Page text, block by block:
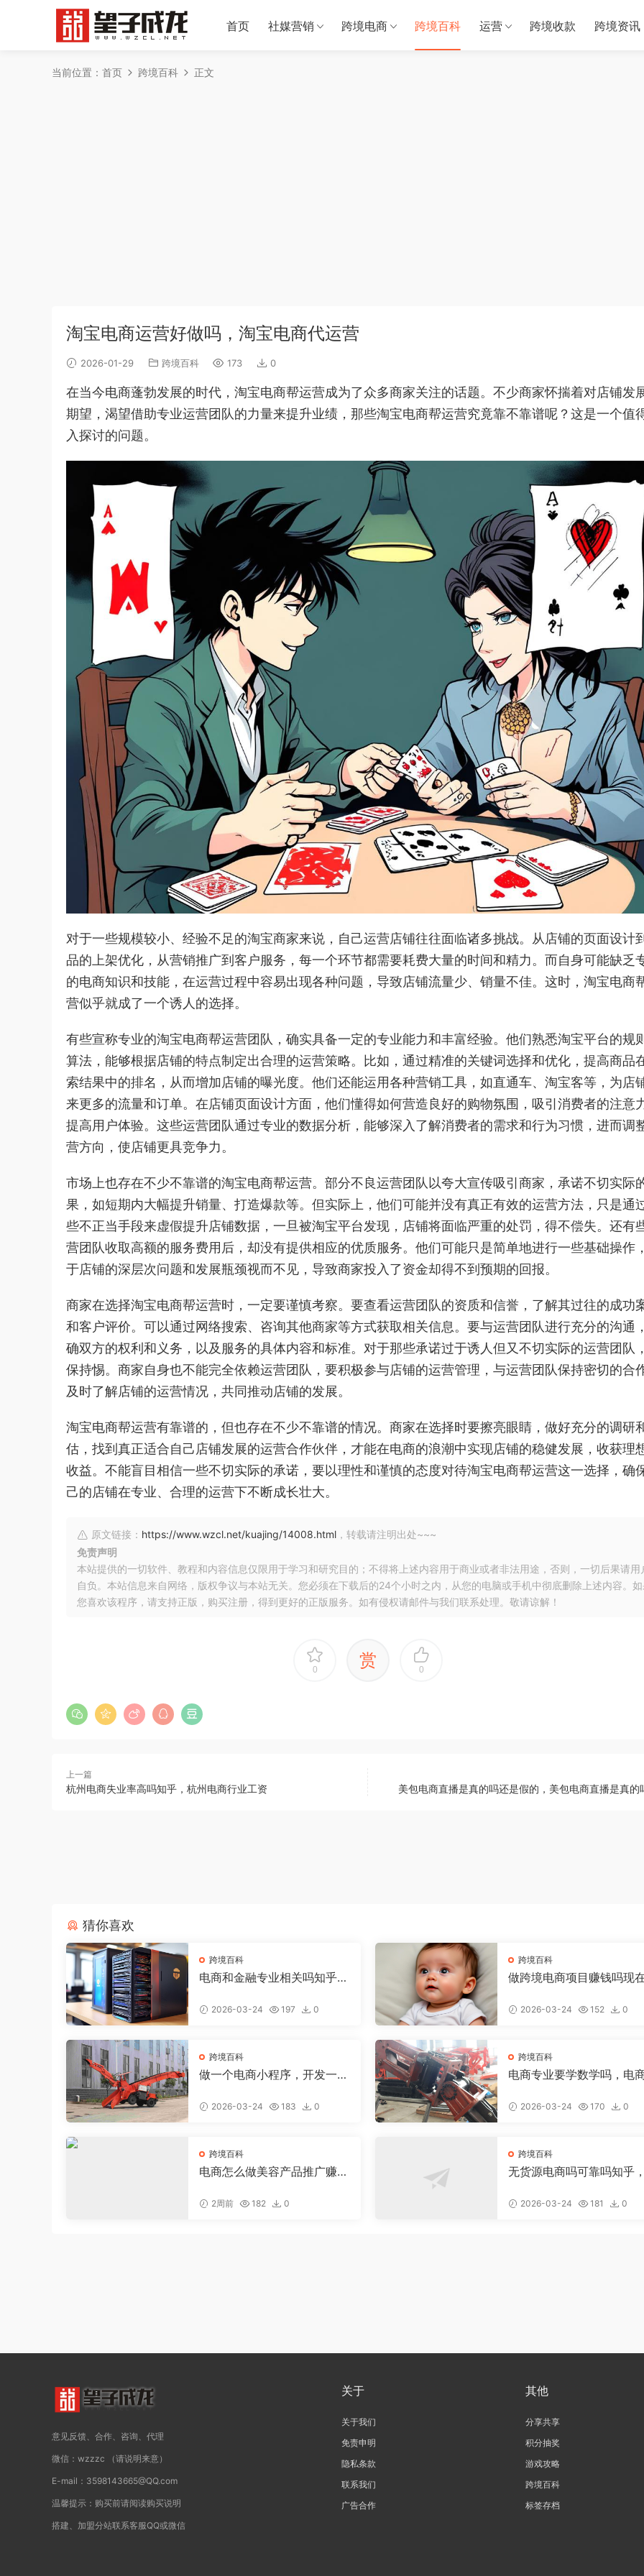
首页 社媒营销 跨境电商 跨境百科 运营 跨境收款 跨境资讯
当前位置： 首页 跨境百科 正文
淘宝电商运营好做吗，淘宝电商代运营
2026-01-29 跨境百科 173 0
在当今电商蓬勃发展的时代，淘宝电商帮运营成为了众多商家关注的话题。不少商家怀揣着对店铺发
期望，渴望借助专业运营团队的力量来提升业绩，那些淘宝电商帮运营究竟靠不靠谱呢？这是一个值
入探讨的问题。
对于一些规模较小、经验不足的淘宝商家来说，自己运营店铺往往面临诸多挑战。从店铺的页面设计
品的上架优化，从营销推广到客户服务，每一个环节都需要耗费大量的时间和精力。而自身可能缺乏
的电商知识和技能，在运营过程中容易出现各种问题，导致店铺流量少、销量不佳。这时，淘宝电商
营似乎就成了一个诱人的选择。
有些宣称专业的淘宝电商帮运营团队，确实具备一定的专业能力和丰富经验。他们熟悉淘宝平台的规
算法，能够根据店铺的特点制定出合理的运营策略。比如，通过精准的关键词选择和优化，提高商品
索结果中的排名，从而增加店铺的曝光度。他们还能运用各种营销工具，如直通车、淘宝客等，为店
来更多的流量和订单。在店铺页面设计方面，他们懂得如何营造良好的购物氛围，吸引消费者的注意
提高用户体验。这些运营团队通过专业的数据分析，能够深入了解消费者的需求和行为习惯，进而调
营方向，使店铺更具竞争力。
市场上也存在不少不靠谱的淘宝电商帮运营。部分不良运营团队以夸大宣传吸引商家，承诺不切实际
果，如短期内大幅提升销量、打造爆款等。但实际上，他们可能并没有真正有效的运营方法，只是通
些不正当手段来虚假提升店铺数据，一旦被淘宝平台发现，店铺将面临严重的处罚，得不偿失。还有
营团队收取高额的服务费用后，却没有提供相应的优质服务。他们可能只是简单地进行一些基础操作
于店铺的深层次问题和发展瓶颈视而不见，导致商家投入了资金却得不到预期的回报。
商家在选择淘宝电商帮运营时，一定要谨慎考察。要查看运营团队的资质和信誉，了解其过往的成功
和客户评价。可以通过网络搜索、咨询其他商家等方式获取相关信息。要与运营团队进行充分的沟通
确双方的权利和义务，以及服务的具体内容和标准。对于那些承诺过于诱人但又不切实际的运营团队
保持惕。商家自身也不能完全依赖运营团队，要积极参与店铺的运营管理，与运营团队保持密切的合
及时了解店铺的运营情况，共同推动店铺的发展。
淘宝电商帮运营有靠谱的，但也存在不少不靠谱的情况。商家在选择时要擦亮眼睛，做好充分的调研
估，找到真正适合自己店铺发展的运营合作伙伴，才能在电商的浪潮中实现店铺的稳健发展，收获理
收益。不能盲目相信一些不切实际的承诺，要以理性和谨慎的态度对待淘宝电商帮运营这一选择，确
己的店铺在专业、合理的运营下不断成长壮大。
原文链接： https://www.wzcl.net/kuajing/14008.html ，转载请注明出处~~~
免责声明
本站提供的一切软件、教程和内容信息仅限用于学习和研究目的；不得将上述内容用于商业或者非法用途，否则，一切后果请用
自负。本站信息来自网络，版权争议与本站无关。您必须在下载后的24个小时之内，从您的电脑或手机中彻底删除上述内容。如
您喜欢该程序，请支持正版，购买注册，得到更好的正版服务。如有侵权请邮件与我们联系处理。敬请谅解！
0 赏 0
上一篇
杭州电商失业率高吗知乎，杭州电商行业工资 美包电商直播是真的吗还是假的，美包电商直播是真的
猜你喜欢
跨境百科
电商和金融专业相关吗知乎，
2026-03-24 197 0
跨境百科
做跨境电商项目赚钱吗现
2026-03-24 152 0
跨境百科
做一个电商小程序，开发一个
2026-03-24 183 0
跨境百科
电商专业要学数学吗，电
2026-03-24 170 0
跨境百科
电商怎么做美容产品推广赚
2周前 182 0
跨境百科
无货源电商吗可靠吗知乎
2026-03-24 181 0
意见反馈、合作、咨询、代理
微信：wzzzc （请说明来意）
E-mail：3598143665@QQ.com
温馨提示：购买前请阅读购买说明
搭建、加盟分站联系客服QQ或微信
关于
关于我们
免责申明
隐私条款
联系我们
广告合作
其他
分享共享
积分抽奖
游戏攻略
跨境百科
标签存档